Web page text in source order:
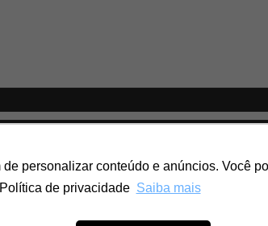
personalizar conteúdo e anúncios. Você
de privacidade Saiba mais